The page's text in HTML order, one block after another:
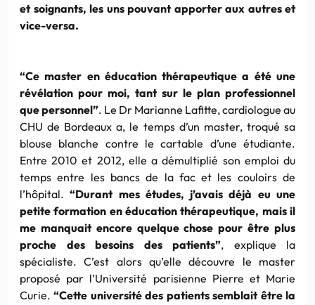
et soignants, les uns pouvant apporter aux autres et
vice-versa.
“Cemaster en éducation thérapeutique a été une
révélation pour moi, tant sur le plan professionnel
que personnel”. Le Dr Marianne Lafitte, cardiologue au
CHU de Bordeaux a, le temps d’un master, troqué sa
blouse blanche contre le cartable d’une étudiante.
Entre 2010 et 2012, elle a démultiplié son emploi du
temps entre les bancs de la fac et les couloirs de
l’hôpital.“Durant mes études, j’avais déjà eu une
petite formation en éducation thérapeutique, mais il
me manquait encore quelque chose pour être plus
proche des besoins des patients”, explique la
spécialiste. C’est alors qu’elle découvre le master
proposé par l’Université parisienne Pierre et Marie
Curie.“Cette université des patients semblait être la